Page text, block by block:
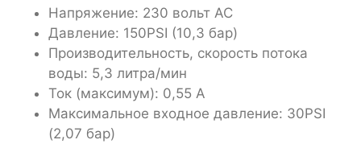
Напряжение: 230 вольт AC
Давление: 150PSI (10,3 бар)
Производительность, скорость потока
воды: 5,3 литра/мин
Ток (максимум): 0,55 А
Максимальное входное давление: 30PSI
(2,07 бар)